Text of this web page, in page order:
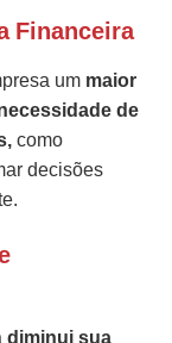
Financeira
um maior
de
como
decisões